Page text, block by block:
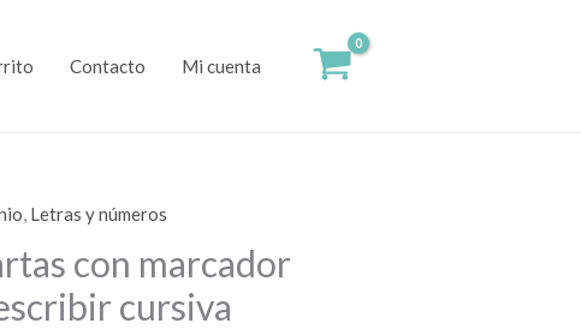
Contacto Mi cuenta
, Letras y números
con marcador
cursiva